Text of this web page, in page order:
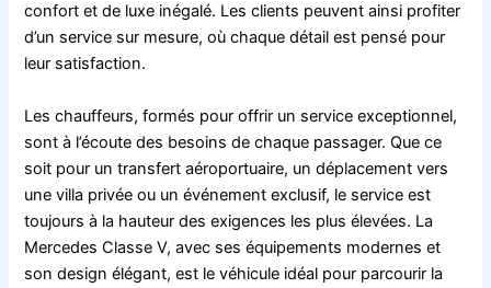
confort et de luxe inégalé. Les clients peuvent ainsi profiter
d’un service sur mesure, où chaque détail est pensé pour
leur satisfaction.
Les chauffeurs, formés pour offrir un service exceptionnel,
sont à l’écoute des besoins de chaque passager. Que ce
soit pour un transfert aéroportuaire, un déplacement vers
une villa privée ou un événement exclusif, le service est
toujours à la hauteur des exigences les plus élevées. La
Mercedes Classe V, avec ses équipements modernes et
son design élégant, est le véhicule idéal pour parcourir la